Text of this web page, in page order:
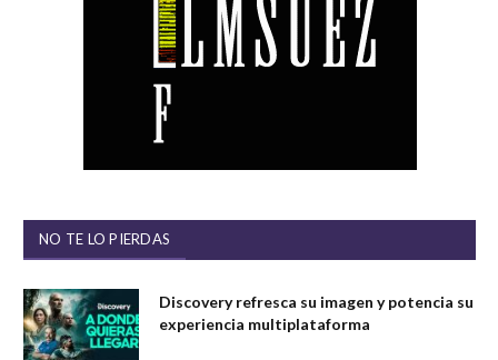
NO TE LO PIERDAS
Discovery refresca su imagen y potencia su
experiencia multiplataforma